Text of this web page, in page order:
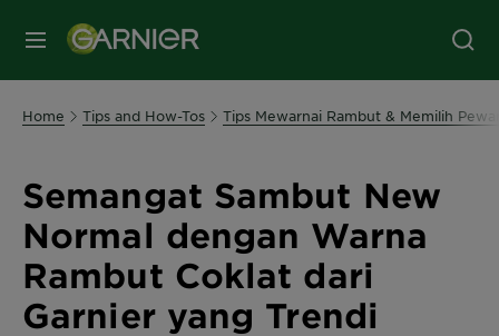
MENU
Home Tips and How-Tos Tips Mewarnai Rambut & Memilih
Semangat Sambut New
Normal dengan Warna
Rambut Coklat dari
Garnier yang Trendi